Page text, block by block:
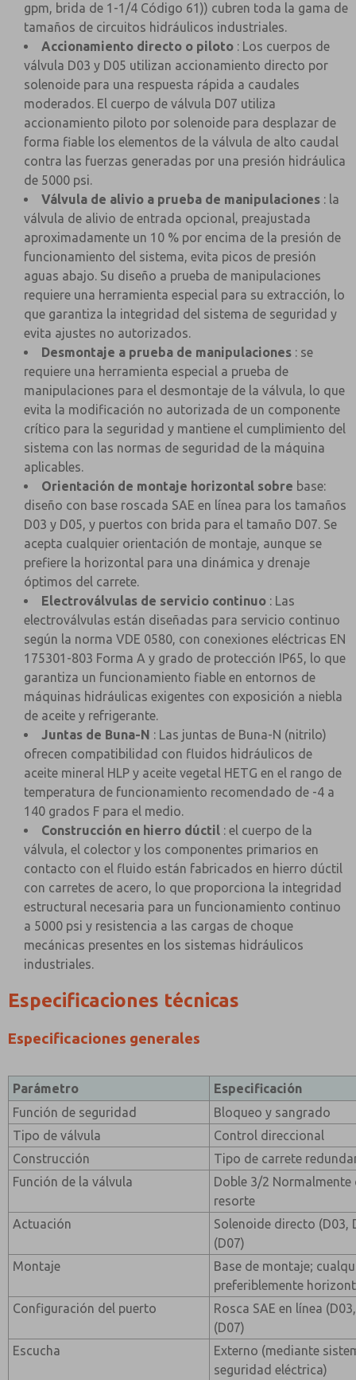
gpm, brida de 1-1/4 Código 61)) cubren toda la gama de
tamaños de circuitos hidráulicos industriales.
Accionamiento directo o piloto : Los cuerpos de
válvula D03 y D05 utilizan accionamiento directo por
solenoide para una respuesta rápida a caudales
moderados. El cuerpo de válvula D07 utiliza
accionamiento piloto por solenoide para desplazar de
forma fiable los elementos de la válvula de alto caudal
contra las fuerzas generadas por una presión hidráulica
de 5000 psi.
Válvula de alivio a prueba de manipulaciones : la
válvula de alivio de entrada opcional, preajustada
aproximadamente un 10 % por encima de la presión de
funcionamiento del sistema, evita picos de presión
aguas abajo. Su diseño a prueba de manipulaciones
requiere una herramienta especial para su extracción, lo
que garantiza la integridad del sistema de seguridad y
evita ajustes no autorizados.
Desmontaje a prueba de manipulaciones : se
requiere una herramienta especial a prueba de
manipulaciones para el desmontaje de la válvula, lo que
evita la modificación no autorizada de un componente
crítico para la seguridad y mantiene el cumplimiento del
sistema con las normas de seguridad de la máquina
aplicables.
Orientación de montaje horizontal sobre base:
diseño con base roscada SAE en línea para los tamaños
D03 y D05, y puertos con brida para el tamaño D07. Se
acepta cualquier orientación de montaje, aunque se
prefiere la horizontal para una dinámica y drenaje
óptimos del carrete.
Electroválvulas de servicio continuo : Las
electroválvulas están diseñadas para servicio continuo
según la norma VDE 0580, con conexiones eléctricas EN
175301-803 Forma A y grado de protección IP65, lo que
garantiza un funcionamiento fiable en entornos de
máquinas hidráulicas exigentes con exposición a niebla
de aceite y refrigerante.
Juntas de Buna-N : Las juntas de Buna-N (nitrilo)
ofrecen compatibilidad con fluidos hidráulicos de
aceite mineral HLP y aceite vegetal HETG en el rango de
temperatura de funcionamiento recomendado de -4 a
140 grados F para el medio.
Construcción en hierro dúctil : el cuerpo de la
válvula, el colector y los componentes primarios en
contacto con el fluido están fabricados en hierro dúctil
con carretes de acero, lo que proporciona la integridad
estructural necesaria para un funcionamiento continuo
a 5000 psi y resistencia a las cargas de choque
mecánicas presentes en los sistemas hidráulicos
industriales.
Especificaciones técnicas
Especificaciones generales
Parámetro
Especificación
Función de seguridad
Bloqueo y sangrado
Tipo de válvula
Control direccional
Construcción
Tipo de carrete
Función de la válvula
Doble 3/2
resorte
Actuación
Solenoide directo (D03,
(D07)
Montaje
Base de montaje;
preferiblemente
Configuración del puerto
Rosca SAE en línea
(D07)
Escucha
Externo (mediante
seguridad eléctrica)